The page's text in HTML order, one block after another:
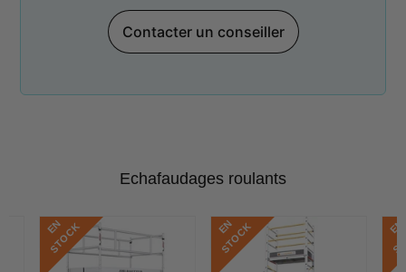
Contacter un conseiller
Echafaudages roulants
E
N
S
T
O
C
K E
N
S
T
O
C
K E
N
S
T
O
C